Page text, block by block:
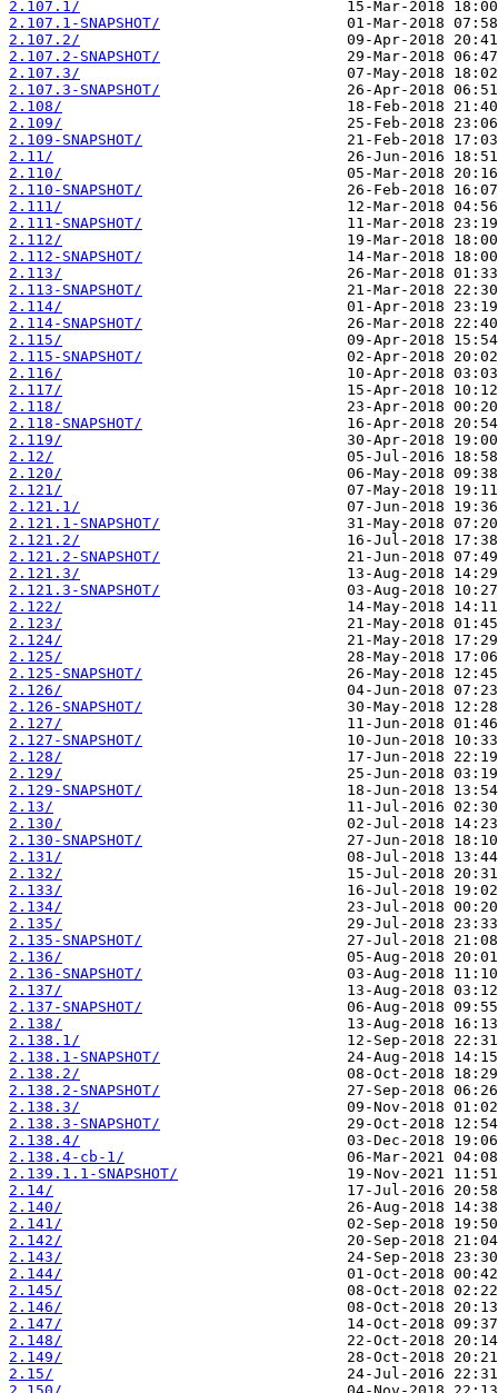
2.107.1/
2.107.1-SNAPSHOT/
2.107.2/
2.107.2-SNAPSHOT/
2.107.3/
2.107.3-SNAPSHOT/
2.108/
2.109/
2.109-SNAPSHOT/
2.11/
2.110/
2.110-SNAPSHOT/
2.111/
2.111-SNAPSHOT/
2.112/
2.112-SNAPSHOT/
2.113/
2.113-SNAPSHOT/
2.114/
2.114-SNAPSHOT/
2.115/
2.115-SNAPSHOT/
2.116/
2.117/
2.118/
2.118-SNAPSHOT/
2.119/
2.12/
2.120/
2.121/
2.121.1/
2.121.1-SNAPSHOT/
2.121.2/
2.121.2-SNAPSHOT/
2.121.3/
2.121.3-SNAPSHOT/
2.122/
2.123/
2.124/
2.125/
2.125-SNAPSHOT/
2.126/
2.126-SNAPSHOT/
2.127/
2.127-SNAPSHOT/
2.128/
2.129/
2.129-SNAPSHOT/
2.13/
2.130/
2.130-SNAPSHOT/
2.131/
2.132/
2.133/
2.134/
2.135/
2.135-SNAPSHOT/
2.136/
2.136-SNAPSHOT/
2.137/
2.137-SNAPSHOT/
2.138/
2.138.1/
2.138.1-SNAPSHOT/
2.138.2/
2.138.2-SNAPSHOT/
2.138.3/
2.138.3-SNAPSHOT/
2.138.4/
2.138.4-cb-1/
2.139.1.1-SNAPSHOT/
2.14/
2.140/
2.141/
2.142/
2.143/
2.144/
2.145/
2.146/
2.147/
2.148/
2.149/
2.15/